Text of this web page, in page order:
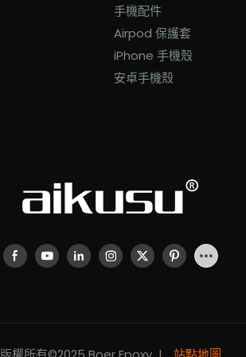
手機配件
Airpod 保護套
iPhone 手機殼
安卓手機殼